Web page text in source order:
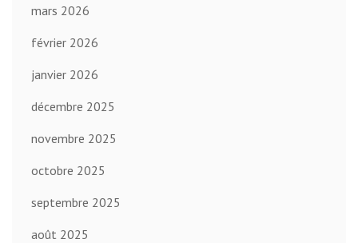
mars 2026
février 2026
janvier 2026
décembre 2025
novembre 2025
octobre 2025
septembre 2025
août 2025